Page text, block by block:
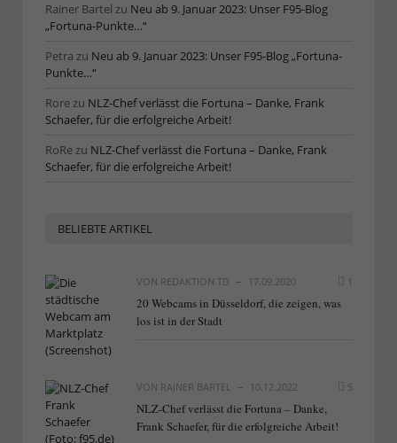
Rainer Bartel zu Neu ab 9. Januar 2023: Unser F95-Blog
„Fortuna-Punkte…“
Petra zu Neu ab 9. Januar 2023: Unser F95-Blog „Fortuna-
Punkte…“
Rorezu NLZ-Chef verlässt die Fortuna – Danke, Frank
Schaefer, für die erfolgreiche Arbeit!
RoRezu NLZ-Chef verlässt die Fortuna – Danke, Frank
Schaefer, für die erfolgreiche Arbeit!
BELIEBTE ARTIKEL
VON REDAKTION TD 17.09.2020 1
20 Webcams in Düsseldorf, die zeigen, was
los ist in der Stadt
VON RAINER BARTEL 10.12.2022 5
NLZ-Chef verlässt die Fortuna – Danke,
Frank Schaefer, für die erfolgreiche Arbeit!